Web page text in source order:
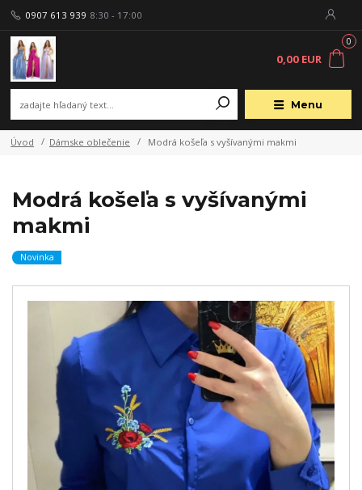
Menu
0907 613 939 8:30 - 17:00
0
0,00 EUR
Úvod Dámske oblečenie Modrá košeľa s vyšívanými makmi
Modrá košeľa s vyšívanými
makmi
Novinka